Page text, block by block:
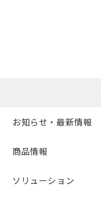
お知らせ・最新情報
商品情報
ソリューション